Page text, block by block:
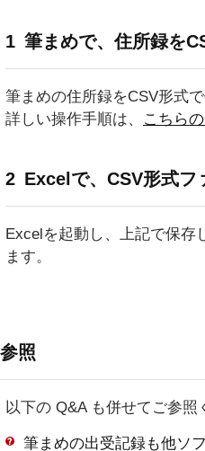
1 筆まめで、住所録を
筆まめの住所録をCSV形式で
詳しい操作手順は、
こちら
2 Excelで、CSV形式フ
Excelを起動し、上記で保存
ます。
参照
以下の Q&A も併せてご参照
筆まめの出受記録も他ソ